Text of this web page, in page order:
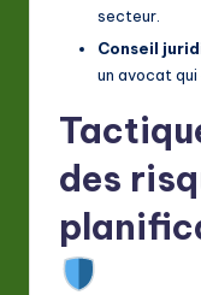
secteur.
Conseil
un avocat
des